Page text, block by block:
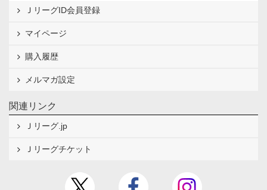
ＪリーグID会員登録
マイページ
購入履歴
メルマガ設定
関連リンク
Ｊリーグ.jp
Ｊリーグチケット